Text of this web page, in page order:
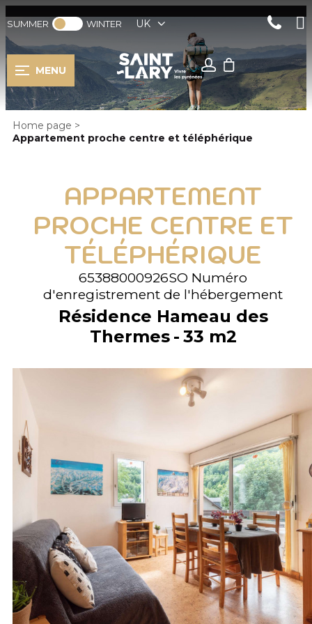
SUMMER WINTER UK
MENU
Home page >
Appartement proche centre et téléphérique
APPARTEMENT
PROCHE CENTRE ET
TÉLÉPHÉRIQUE
65388000926SO Numéro
d'enregistrement de l'hébergement
Résidence Hameau des
Thermes
33 m2